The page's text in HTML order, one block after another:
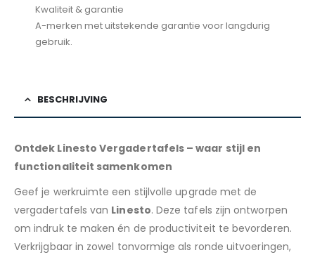
Kwaliteit & garantie
A-merken met uitstekende garantie voor langdurig
gebruik.
BESCHRIJVING
Ontdek Linesto Vergadertafels – waar stijl en
functionaliteit samenkomen
Geef je werkruimte een stijlvolle upgrade met de
vergadertafels van Linesto. Deze tafels zijn ontworpen
om indruk te maken én de productiviteit te bevorderen.
Verkrijgbaar in zowel tonvormige als ronde uitvoeringen,